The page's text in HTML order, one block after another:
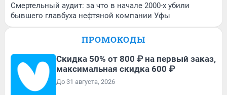
Смертельный аудит: за что в начале 2000-х убили
бывшего главбуха нефтяной компании Уфы
ПРОМОКОДЫ
Скидка 50% от 800 ₽ на первый заказ,
максимальная скидка 600 ₽
До 31 августа, 2026